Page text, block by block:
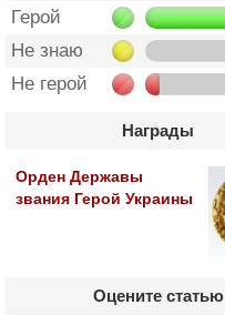
Герой
Не знаю
Не герой
Награды
Орден Державы
звания Герой Украины
Оцените статью